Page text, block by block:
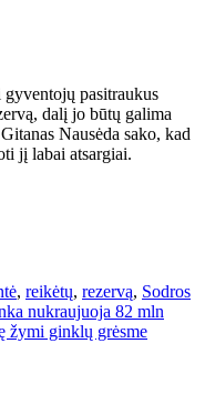
pasitraukus
dalį jo būtų galima
Nausėda sako, kad
jį labai atsargiai.
, reikėtų, rezervą, Sodros
nukraujuoja 82 mln
žymi ginklų grėsme